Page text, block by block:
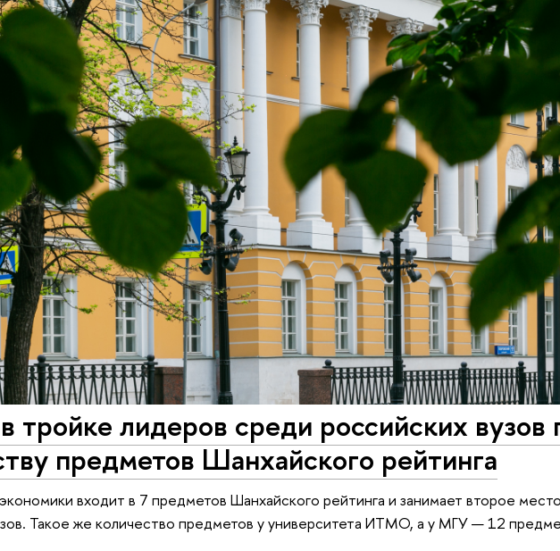
лидеров среди российских вузов
предметов Шанхайского рейтинга
входит в 7 предметов Шанхайского рейтинга и занимает второе
Такое же количество предметов у университета ИТМО, а у МГУ — 12